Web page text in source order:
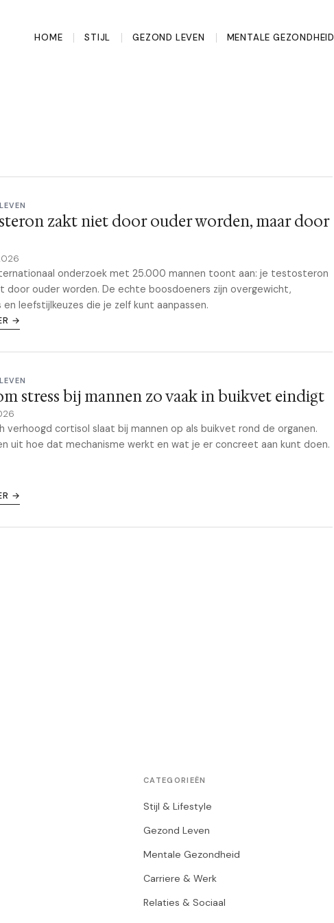
HOME STIJL GEZOND LEVEN MENTALE GEZONDHEID
zakt niet door ouder worden, maar door
onderzoek met 25.000 mannen toont aan: je testosteron
door ouder worden. De echte boosdoeners zijn overgewicht,
leefstijlkeuzes die je zelf kunt aanpassen.
→
stress bij mannen zo vaak in buikvet eindigt
verhoogd cortisol slaat bij mannen op als buikvet rond de organen.
uit hoe dat mechanisme werkt en wat je er concreet aan kunt doen.
→
CATEGORIEËN
Stijl & Lifestyle
Gezond Leven
Mentale Gezondheid
Carriere & Werk
Relaties & Sociaal